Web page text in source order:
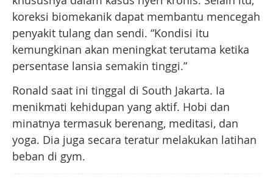
koreksi biomekanik dapat membantu mencegah
penyakit tulang dan sendi. “Kondisi itu
kemungkinan akan meningkat terutama ketika
persentase lansia semakin tinggi.”
Ronald saat ini tinggal di South Jakarta. Ia
menikmati kehidupan yang aktif. Hobi dan
minatnya termasuk berenang, meditasi, dan
yoga. Dia juga secara teratur melakukan latihan
beban di gym.